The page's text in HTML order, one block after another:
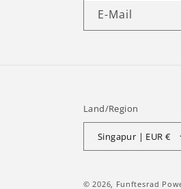
E-Mail
Land/Region
Singapur | EUR €
© 2026, Funftesrad